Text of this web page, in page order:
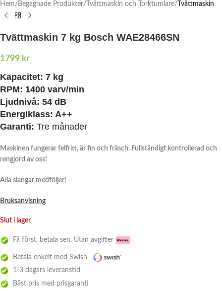
Hem Begagnade Produkter Tvättmaskin och Torktumlare Tvättmaskin
Tvättmaskin 7 kg Bosch WAE28466SN
1799 kr
Kapacitet: 7 kg
RPM: 1400 varv/min
Ljudnivå: 54 dB
Energiklass: A++
Garanti: Tre månader
Maskinen fungerar felfritt, är fin och fräsch. Fullständigt kontrollerad och
rengjord av oss!
Alla slangar medföljer!
Bruksanvisning
Slut i lager
Få först, betala sen. Utan avgifter
Betala enkelt med Swish
1-3 dagars leveranstid
Bäst pris med prisgaranti